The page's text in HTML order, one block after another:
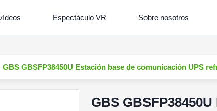
Espectáculo VR Sobre nosotros
GBS GBSFP38450U Estación base de comunicación UPS
GBS